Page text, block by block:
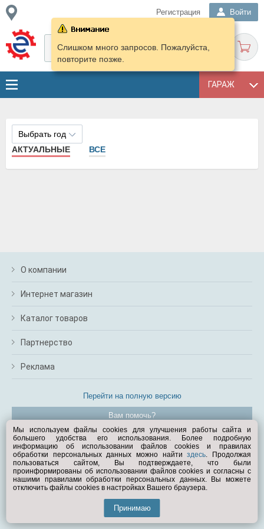
Регистрация Войти
ГАРАЖ
Слишком много запросов. Пожалуйста,
повторите позже.
Выбрать год
АКТУАЛЬНЫЕ
ВСЕ
О компании
Интернет магазин
Каталог товаров
Партнерство
Реклама
Перейти на полную версию
Вам помочь?
© Exist.ru 1998—2026
Мы используем файлы cookies для улучшения работы сайта и
большего удобства его использования. Более подробную
информацию об использовании файлов cookies и правилах
обработки персональных данных можно найтиздесь. Продолжая
пользоваться сайтом, Вы подтверждаете, что были
проинформированы об использовании файлов cookies и согласны с
нашими правилами обработки персональных данных. Вы можете
отключить файлы cookies в настройках Вашего браузера.
Принимаю